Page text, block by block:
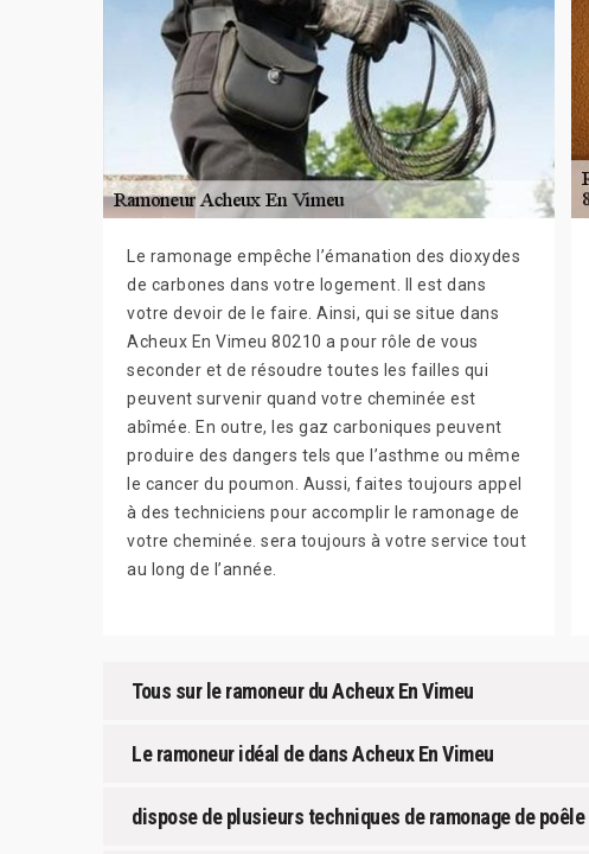
Le ramonage empêche l’émanation des dioxydes
de carbones dans votre logement. Il est dans
votre devoir de le faire. Ainsi, qui se situe dans
Acheux En Vimeu 80210 a pour rôle de vous
seconder et de résoudre toutes les failles qui
peuvent survenir quand votre cheminée est
abîmée. En outre, les gaz carboniques peuvent
produire des dangers tels que l’asthme ou même
le cancer du poumon. Aussi, faites toujours appel
à des techniciens pour accomplir le ramonage de
votre cheminée. sera toujours à votre service tout
au long de l’année.
Tous sur le ramoneur du Acheux En Vimeu
Le ramoneur idéal de dans Acheux En Vimeu
dispose de plusieurs techniques de ramonage de poêle